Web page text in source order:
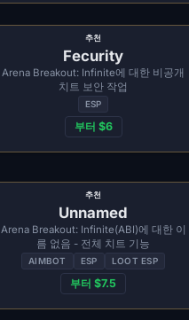
추천
Fecurity
Arena Breakout: Infinite에 대한 비공개
치트 보안 작업
ESP
부터 $6
추천
Unnamed
Arena Breakout: Infinite(ABI)에 대한 이
름 없음 - 전체 치트 기능
AIMBOT ESP LOOT ESP
부터 $7.5